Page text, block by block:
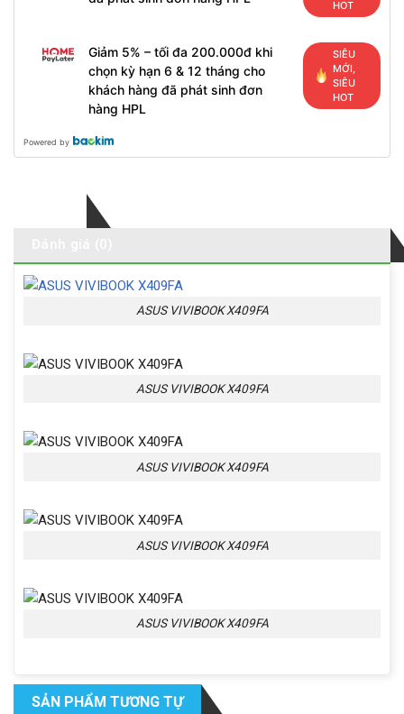
HOT
Giảm 5% – tối đa 200.000đ khi
chọn kỳ hạn 6 & 12 tháng cho
khách hàng đã phát sinh đơn
hàng HPL
SIÊU
MỚI,
SIÊU
HOT
Powered by
ASUS VIVIBOOK X409FA
ASUS VIVIBOOK X409FA
ASUS VIVIBOOK X409FA
ASUS VIVIBOOK X409FA
ASUS VIVIBOOK X409FA
SẢN PHẨM TƯƠNG TỰ